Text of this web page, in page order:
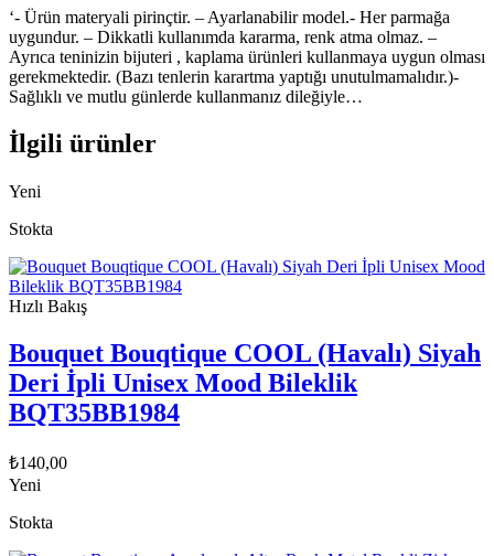
‘- Ürün materyali pirinçtir. – Ayarlanabilir model.- Her parmağa
uygundur. – Dikkatli kullanımda kararma, renk atma olmaz. –
Ayrıca teninizin bijuteri , kaplama ürünleri kullanmaya uygun olması
gerekmektedir. (Bazı tenlerin karartma yaptığı unutulmamalıdır.)-
Sağlıklı ve mutlu günlerde kullanmanız dileğiyle…
İlgili ürünler
Yeni
Stokta
Hızlı Bakış
Bouquet Bouqtique COOL (Havalı) Siyah
Deri İpli Unisex Mood Bileklik
BQT35BB1984
₺140,00
Yeni
Stokta